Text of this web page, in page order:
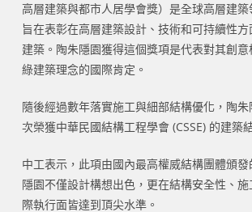
高層建築與都市人居學會獎）是全球高層建築
旨在表彰在高層建築設計、技術和可持續性
建築。陶朱隱園獲得這個獎項是代表對其創
綠建築理念的國際肯定。
隨後經過數年落實施工與細部結構優化，陶
次榮獲中華民國結構工程學會 (CSSE) 的建築
中工表示，此項由國內最高權威結構團體頒
隱園不僅設計構想出色，更在結構安全性、
際執行面皆達到頂尖水準。